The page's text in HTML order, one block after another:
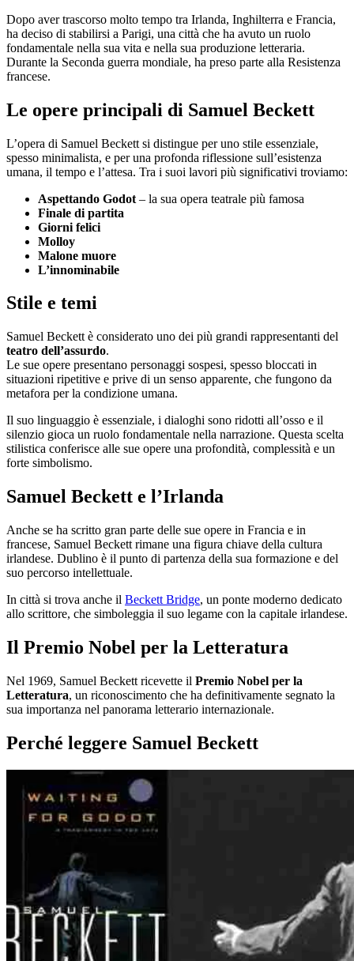
Dopo aver trascorso molto tempo tra Irlanda, Inghilterra e Francia,
ha deciso di stabilirsi a Parigi, una città che ha avuto un ruolo
fondamentale nella sua vita e nella sua produzione letteraria.
Durante la Seconda guerra mondiale, ha preso parte alla Resistenza
francese.
Le opere principali di Samuel Beckett
L’opera di Samuel Beckett si distingue per uno stile essenziale,
spesso minimalista, e per una profonda riflessione sull’esistenza
umana, il tempo e l’attesa. Tra i suoi lavori più significativi troviamo:
Aspettando Godot – la sua opera teatrale più famosa
Finale di partita
Giorni felici
Molloy
Malone muore
L’innominabile
Stile e temi
Samuel Beckett è considerato uno dei più grandi rappresentanti del
teatro dell’assurdo.
Le sue opere presentano personaggi sospesi, spesso bloccati in
situazioni ripetitive e prive di un senso apparente, che fungono da
metafora per la condizione umana.
Il suo linguaggio è essenziale, i dialoghi sono ridotti all’osso e il
silenzio gioca un ruolo fondamentale nella narrazione. Questa scelta
stilistica conferisce alle sue opere una profondità, complessità e un
forte simbolismo.
Samuel Beckett e l’Irlanda
Anche se ha scritto gran parte delle sue opere in Francia e in
francese, Samuel Beckett rimane una figura chiave della cultura
irlandese. Dublino è il punto di partenza della sua formazione e del
suo percorso intellettuale.
In città si trova anche il Beckett Bridge, un ponte moderno dedicato
allo scrittore, che simboleggia il suo legame con la capitale irlandese.
Il Premio Nobel per la Letteratura
Nel 1969, Samuel Beckett ricevette il Premio Nobel per la
Letteratura, un riconoscimento che ha definitivamente segnato la
sua importanza nel panorama letterario internazionale.
Perché leggere Samuel Beckett